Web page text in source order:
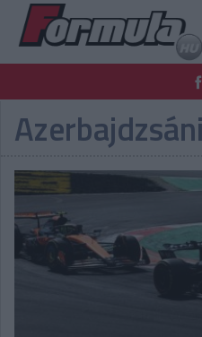
F1
FORMULA
RETRO
LIVE
DIGITÁLIS MAGAZIN
VERSENYNAPTÁRAK